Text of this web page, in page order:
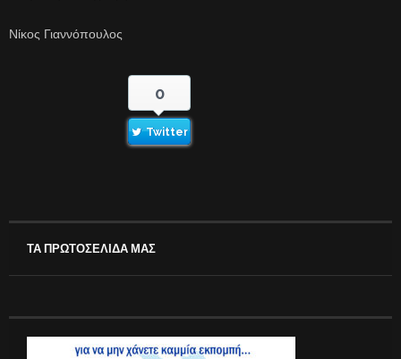
Νίκος Γιαννόπουλος
0
Twitter
ΤΑ ΠΡΩΤΟΣΕΛΙΔΑ ΜΑΣ